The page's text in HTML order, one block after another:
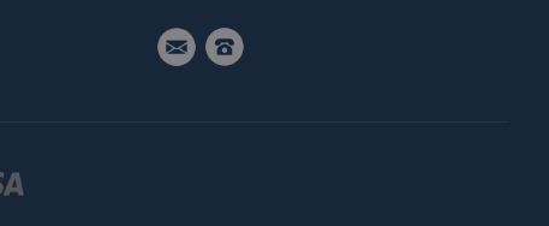
objednavka@miniplanet.eu
091916